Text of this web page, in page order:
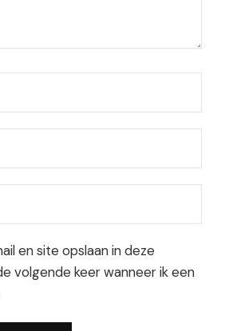
en site opslaan in deze
volgende keer wanneer ik een